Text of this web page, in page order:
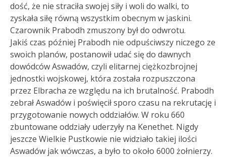
dość, że nie straciła swojej siły i woli do walki, to
zyskała siłę równą wszystkim obecnym w jaskini.
Czarownik Prabodh zmuszony był do odwrotu.
Jakiś czas później Prabodh nie odpuściwszy niczego ze
swoich planów, postanowił udać się do dawnych
dowódców Aswadów, czyli elitarnej ciężkozbrojnej
jednostki wojskowej, która została rozpuszczona
przez Elbracha ze względu na ich brutalność. Prabodh
zebrał Aswadów i poświęcił sporo czasu na rekrutację i
przygotowanie nowych oddziałów. W roku 660
zbuntowane oddziały uderzyły na Kenethet. Nigdy
jeszcze Wielkie Pustkowie nie widziało takiej ilości
Aswadów jak wówczas, a było to około 6000 żołnierzy.